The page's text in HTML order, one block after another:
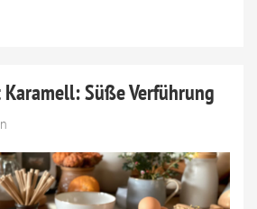
Süße Verführung